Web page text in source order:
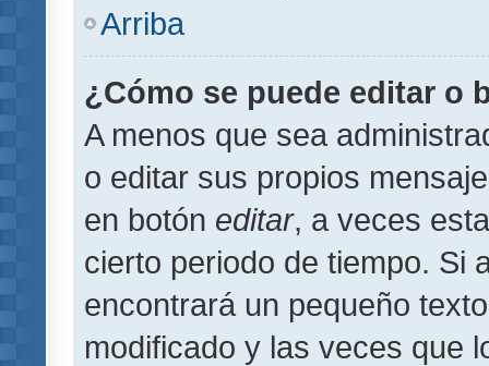
Arriba
¿Cómo se puede editar o
A menos que sea
o editar sus propios
en botón editar, a veces
cierto periodo de tiempo. Si
encontrará un pequeño
modificado y las veces que